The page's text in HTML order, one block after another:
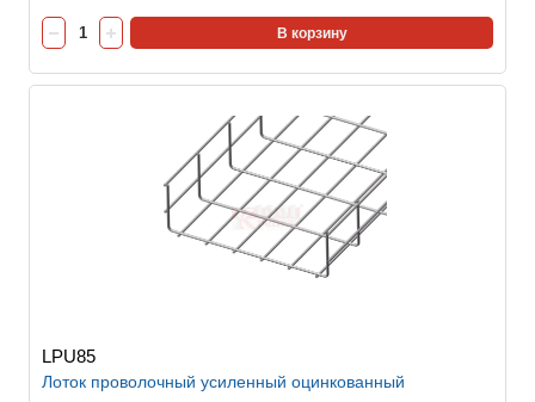
В корзину
LPU85
Лоток проволочный усиленный оцинкованный